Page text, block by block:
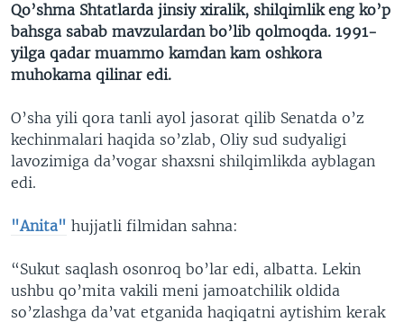
Qo’shma Shtatlarda jinsiy xiralik, shilqimlik eng ko’p
bahsga sabab mavzulardan bo’lib qolmoqda. 1991-
yilga qadar muammo kamdan kam oshkora
muhokama qilinar edi.
O’sha yili qora tanli ayol jasorat qilib Senatda o’z
kechinmalari haqida so’zlab, Oliy sud sudyaligi
lavozimiga da’vogar shaxsni shilqimlikda ayblagan
edi.
"Anita" hujjatli filmidan sahna:
“Sukut saqlash osonroq bo’lar edi, albatta. Lekin
ushbu qo’mita vakili meni jamoatchilik oldida
so’zlashga da’vat etganida haqiqatni aytishim kerak